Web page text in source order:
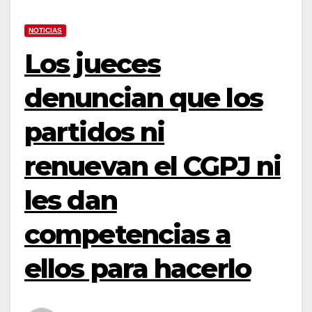
NOTICIAS
Los jueces
denuncian que los
partidos ni
renuevan el CGPJ ni
les dan
competencias a
ellos para hacerlo